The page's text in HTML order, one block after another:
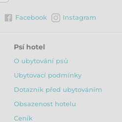
Facebook Instagram
Psí hotel
O ubytování psů
Ubytovací podmínky
Dotazník před ubytováním
Obsazenost hotelu
Ceník